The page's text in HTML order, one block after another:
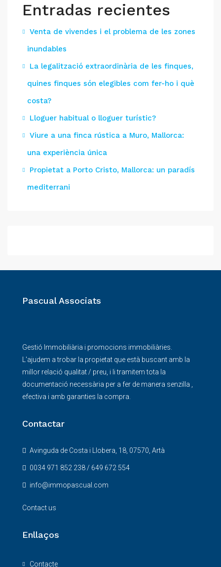
Entradas recientes
Venta de vivendes i el problema de les zones
inundables
La legalització extraordinària de les finques,
quines finques són elegibles com fer-ho i què
costa?
Lloguer habitual o lloguer turístic?
Viure a una finca rústica a Muro, Mallorca:
una experiència única
Propietat a Porto Cristo, Mallorca: un paradís
mediterrani
Pascual Associats
Gestió Immobiliària i promocions immobiliàries.
L'ajudem a trobar la propietat que està buscant amb la
millor relació qualitat / preu, i li tramitem tota la
documentació necessària per a fer de manera senzilla ,
efectiva i amb garanties la compra.
Contactar
Avinguda de Costa i Llobera, 18, 07570, Artà
0034 971 852 238 / 649 672 554
info@immopascual.com
Contact us
Enllaços
Contacte